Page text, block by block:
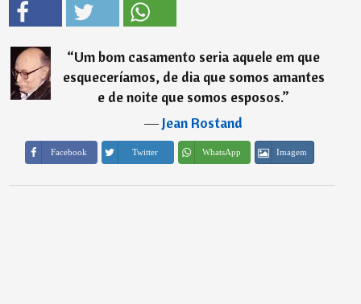
“Um bom casamento seria aquele em que
esqueceríamos, de dia que somos amantes
e de noite que somos esposos.”
―Jean Rostand
Facebook Twitter WhatsApp Imagem